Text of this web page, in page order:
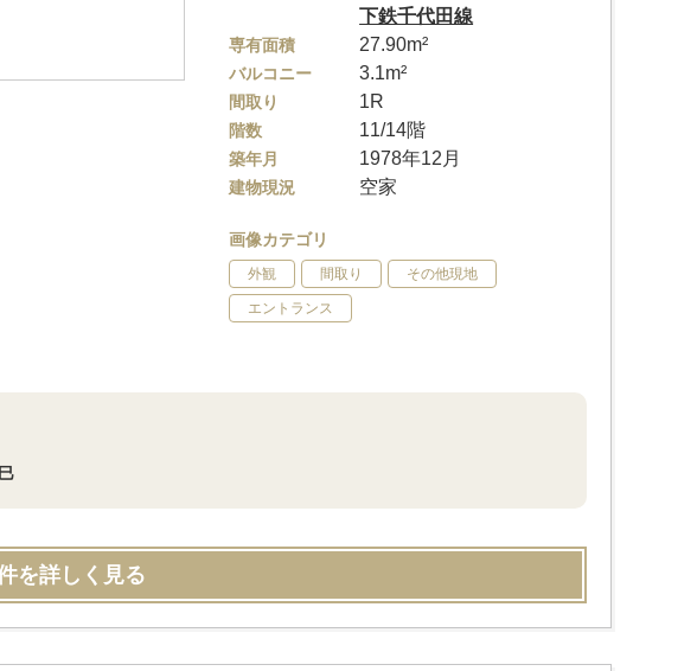
下鉄千代田線
専有面積 27.90m²
バルコニー 3.1m²
間取り 1R
階数 11/14階
築年月 1978年12月
建物現況 空家
画像カテゴリ
外観 間取り その他現地
エントランス
を詳しく見る